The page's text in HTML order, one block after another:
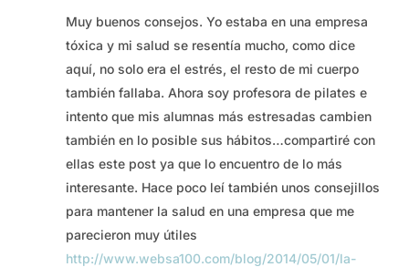
Muy buenos consejos. Yo estaba en una empresa
tóxica y mi salud se resentía mucho, como dice
aquí, no solo era el estrés, el resto de mi cuerpo
también fallaba. Ahora soy profesora de pilates e
intento que mis alumnas más estresadas cambien
también en lo posible sus hábitos…compartiré con
ellas este post ya que lo encuentro de lo más
interesante. Hace poco leí también unos consejillos
para mantener la salud en una empresa que me
parecieron muy útiles
http://www.websa100.com/blog/2014/05/01/la-